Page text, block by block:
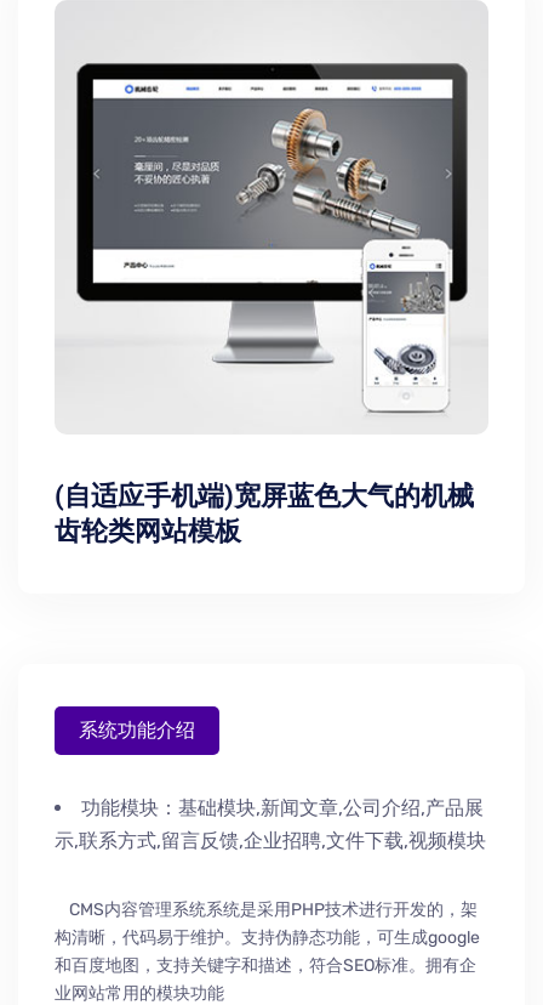
(自适应手机端)宽屏蓝色大气的机械
齿轮类网站模板
系统功能介绍
功能模块： 基础模块,新闻文章,公司介绍,产品展
示,联系方式,留言反馈,企业招聘,文件下载,视频模块
CMS内容管理系统系统是采用PHP技术进行开发的，架
构清晰，代码易于维护。支持伪静态功能，可生成google
和百度地图，支持关键字和描述，符合SEO标准。拥有企
业网站常用的模块功能